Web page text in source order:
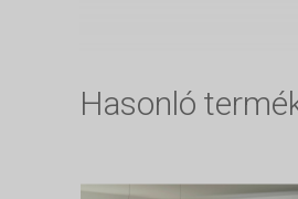
Hasonló